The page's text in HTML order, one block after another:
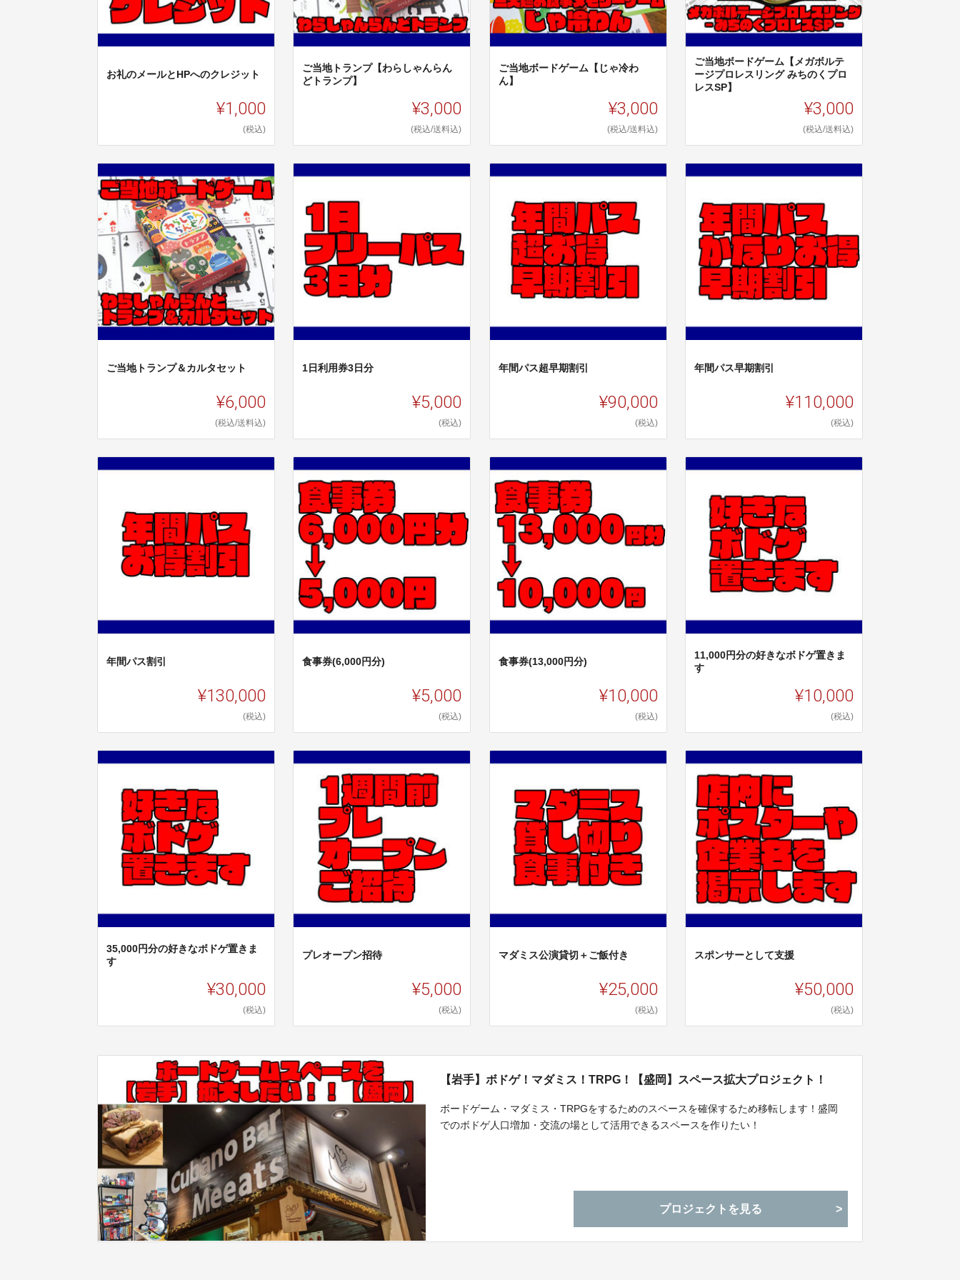
お礼のメールとHPへのクレジット
¥1,000
(税込)
ご当地トランプ【わらしゃんらん
どトランプ】
¥3,000
(税込/送料込)
ご当地ボードゲーム【じゃ冷わ
ん】
¥3,000
(税込/送料込)
ご当地ボードゲーム【メガボルテ
ージプロレスリング みちのくプロ
レスSP】
¥3,000
(税込/送料込)
ご当地トランプ＆カルタセット
¥6,000
(税込/送料込)
1日利用券3日分
¥5,000
(税込)
年間パス超早期割引
¥90,000
(税込)
年間パス早期割引
¥110,000
(税込)
年間パス割引
¥130,000
(税込)
食事券(6,000円分)
¥5,000
(税込)
食事券(13,000円分)
¥10,000
(税込)
11,000円分の好きなボドゲ置きま
す
¥10,000
(税込)
35,000円分の好きなボドゲ置きま
す
¥30,000
(税込)
プレオープン招待
¥5,000
(税込)
マダミス公演貸切＋ご飯付き
¥25,000
(税込)
スポンサーとして支援
¥50,000
(税込)
【岩手】ボドゲ！マダミス！TRPG！【盛岡】スペース拡大プロジェクト！
ボードゲーム・マダミス・TRPGをするためのスペースを確保するため移転します！盛岡
でのボドゲ人口増加・交流の場として活用できるスペースを作りたい！
プロジェクトを見る